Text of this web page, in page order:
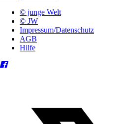
© junge Welt
© JW
Impressum/Datenschutz
AGB
Hilfe